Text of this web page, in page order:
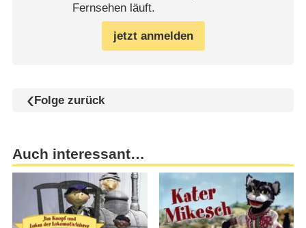
Fernsehen läuft.
jetzt anmelden
Folge zurück
Auch interessant…